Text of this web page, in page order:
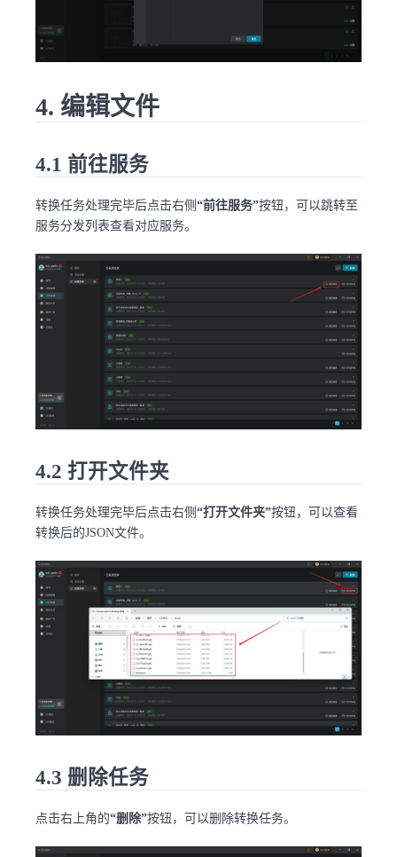
4. 编辑文件
4.1 前往服务
转换任务处理完毕后点击右侧 “前往服务”按钮，可以跳转至
服务分发列表查看对应服务。
4.2 打开文件夹
转换任务处理完毕后点击右侧 “打开文件夹”按钮，可以查看
转换后的JSON文件。
4.3 删除任务
点击右上角的“删除”按钮，可以删除转换任务。